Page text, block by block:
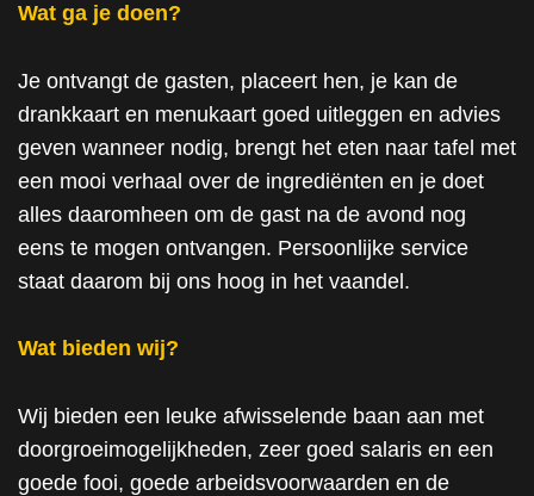
Wat ga je doen?
Je ontvangt de gasten, placeert hen, je kan de
drankkaart en menukaart goed uitleggen en advies
geven wanneer nodig, brengt het eten naar tafel met
een mooi verhaal over de ingrediënten en je doet
alles daaromheen om de gast na de avond nog
eens te mogen ontvangen. Persoonlijke service
staat daarom bij ons hoog in het vaandel.
Wat bieden wij?
Wij bieden een leuke afwisselende baan aan met
doorgroeimogelijkheden, zeer goed salaris en een
goede fooi, goede arbeidsvoorwaarden en de